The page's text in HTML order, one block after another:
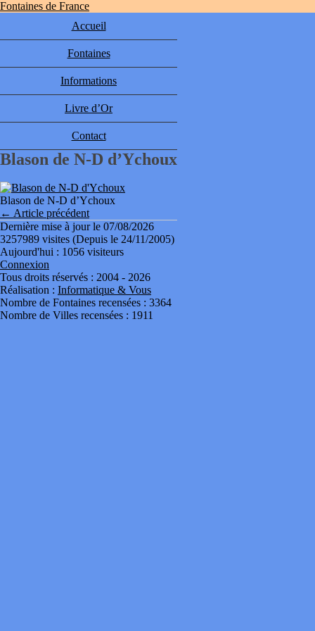
Fontaines de France
Accueil
Fontaines
Informations
Livre d’Or
Contact
Blason de N-D d’Ychoux
Blason de N-D d’Ychoux
← Article précédent
Dernière mise à jour le 07/08/2026
3257989 visites (Depuis le 24/11/2005)
Aujourd'hui : 1056 visiteurs
Connexion
Tous droits réservés : 2004 - 2026
Réalisation : Informatique & Vous
Nombre de Fontaines recensées : 3364
Nombre de Villes recensées : 1911